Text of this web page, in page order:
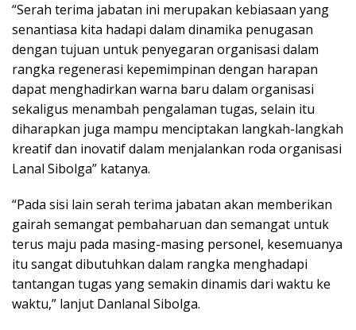
“Serah terima jabatan ini merupakan kebiasaan yang
senantiasa kita hadapi dalam dinamika penugasan
dengan tujuan untuk penyegaran organisasi dalam
rangka regenerasi kepemimpinan dengan harapan
dapat menghadirkan warna baru dalam organisasi
sekaligus menambah pengalaman tugas, selain itu
diharapkan juga mampu menciptakan langkah-langkah
kreatif dan inovatif dalam menjalankan roda organisasi
Lanal Sibolga” katanya.
“Pada sisi lain serah terima jabatan akan memberikan
gairah semangat pembaharuan dan semangat untuk
terus maju pada masing-masing personel, kesemuanya
itu sangat dibutuhkan dalam rangka menghadapi
tantangan tugas yang semakin dinamis dari waktu ke
waktu,” lanjut Danlanal Sibolga.